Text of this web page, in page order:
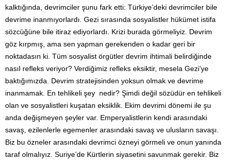
kalktığında, devrimciler şunu fark etti: Türkiye’deki devrimciler bile
devrime inanmıyorlardı. Gezi sırasında sosyalistler hükümet istifa
sözcüğüne bile itiraz ediyorlardı. Krizi burada görmeliyiz. Devrim
göz kırpmış, ama sen yapman gerekenden o kadar geri bir
noktadasın ki. Tüm sosyalist örgütler devrim ihtimali belirdiğinde
nasıl refleks veriyor? Verdiğimiz refleks eksiktir, mesela Gezi’ye
baktığımızda. Devrim stratejisinden yoksun olmak ve devrime
inanmamak. En tehlikeli şey nedir? Şimdi değil sözüdür en tehlikeli
olan ve sosyalistleri kuşatan eksiklik. Ekim devrimi dönemi ile şu
anda değişmeyen şeyler var. Emperyalistlerin kendi arasındaki
savaş, ezilenlerle egemenler arasındaki savaş ve ulusların savaşı.
Biz bu özneler arasındaki devrimci özneyi görmeli ve onun yanında
taraf olmalıyız. Suriye’de Kürtlerin siyasetini savunmak gerekir. Biz